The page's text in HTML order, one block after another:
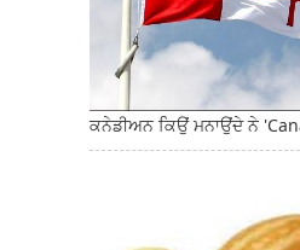
ਕਨੇਡੀਅਨ ਕਿਉਂ ਮਨਾਉਂਦੇ ਨੇ